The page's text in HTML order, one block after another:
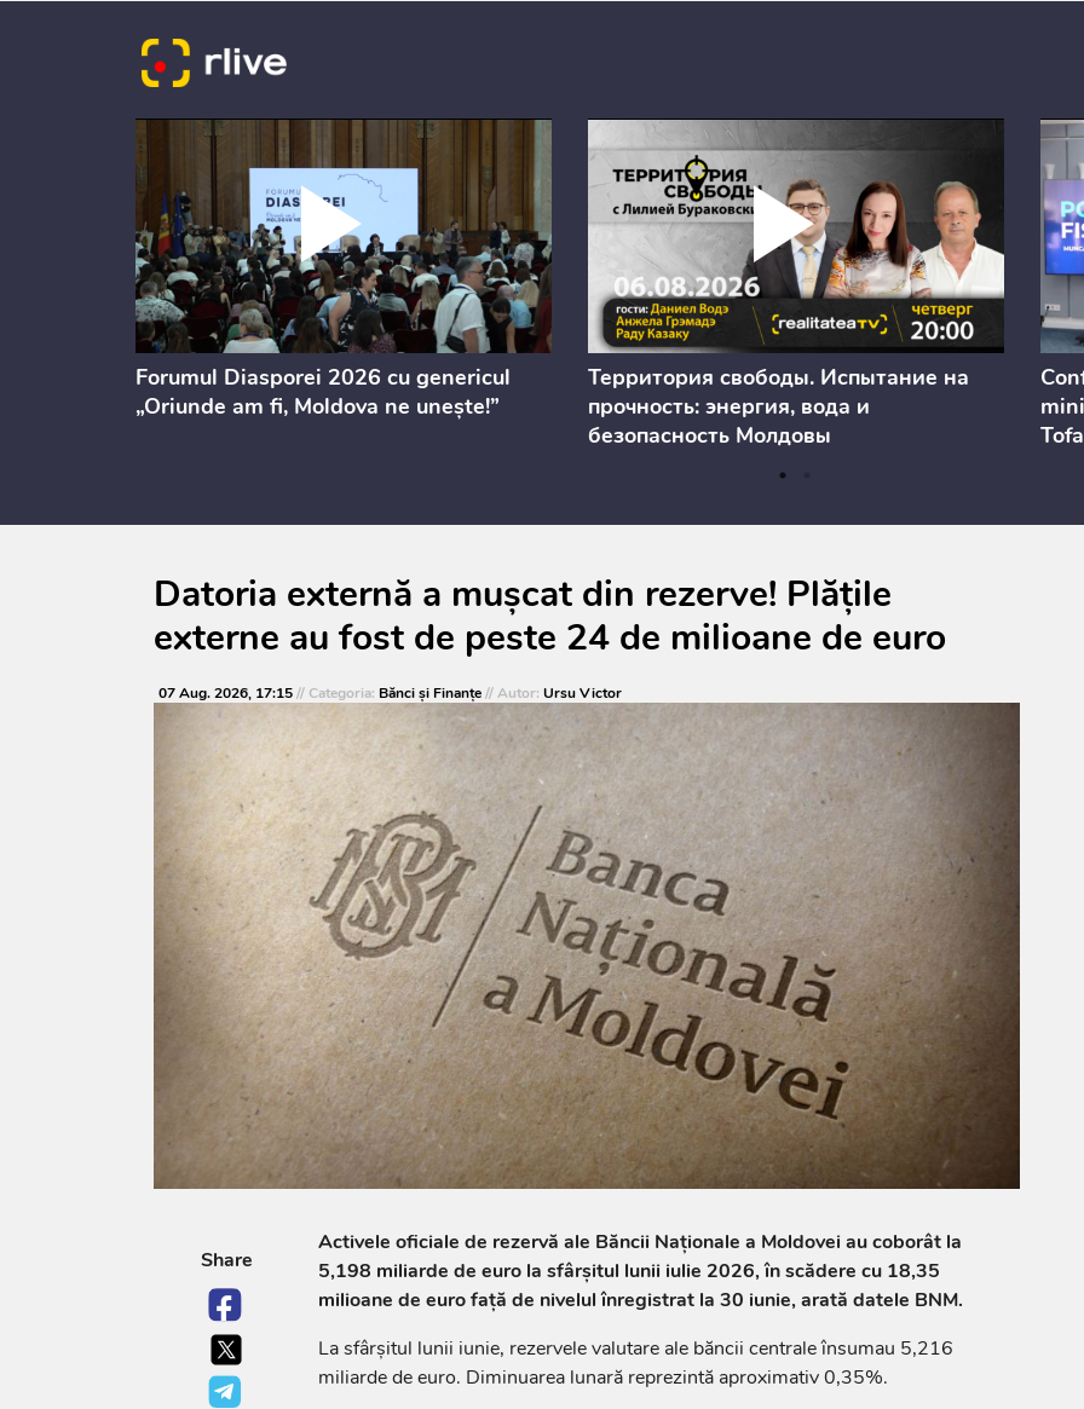
Forumul Diasporei 2026 cu genericul
„Oriunde am fi, Moldova ne unește!”
Территория свободы. Испытание на
прочность: энергия, вода и
безопасность Молдовы
Datoria externă a mușcat din rezerve! Plățile
externe au fost de peste 24 de milioane de euro
07 Aug. 2026, 17:15// Categoria: Bănci şi Finanţe// Autor: Ursu Victor
Share
Activele oficiale de rezervă ale Băncii Naționale a Moldovei au coborât la
5,198 miliarde de euro la sfârșitul lunii iulie 2026, în scădere cu 18,35
milioane de euro față de nivelul înregistrat la 30 iunie, arată datele BNM.
La sfârșitul lunii iunie, rezervele valutare ale băncii centrale însumau 5,216
miliarde de euro. Diminuarea lunară reprezintă aproximativ 0,35%.